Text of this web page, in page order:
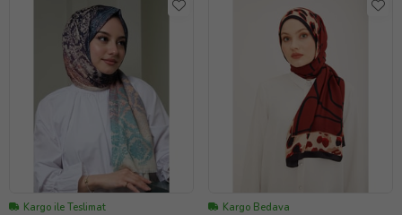
Kargo ile Teslimat Kargo Bedava